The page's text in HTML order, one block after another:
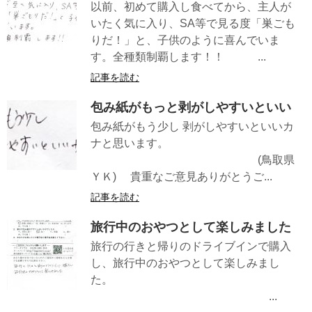
以前、初めて購入し食べてから、主人が
いたく気に入り、SA等で見る度「巣ごも
りだ！」と、子供のように喜んでいま
す。全種類制覇します！！ ...
記事を読む
包み紙がもっと剥がしやすいといい
包み紙がもう少し 剥がしやすいといいカ
ナと思います。
(鳥取県
ＹＫ) 貴重なご意見ありがとうご...
記事を読む
旅行中のおやつとして楽しみました
旅行の行きと帰りのドライブインで購入
し、旅行中のおやつとして楽しみまし
た。
...